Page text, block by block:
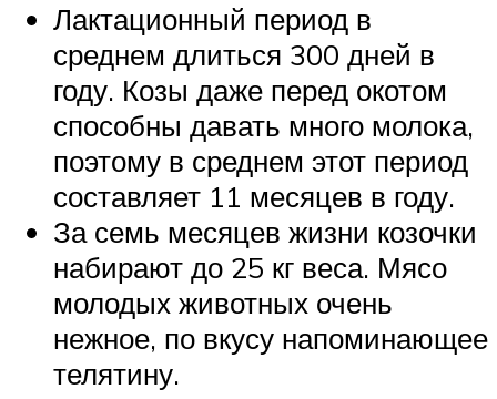
Лактационный период в
среднем длиться 300 дней в
году. Козы даже перед окотом
способны давать много молока,
поэтому в среднем этот период
составляет 11 месяцев в году.
За семь месяцев жизни козочки
набирают до 25 кг веса. Мясо
молодых животных очень
нежное, по вкусу напоминающее
телятину.